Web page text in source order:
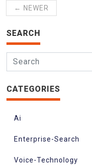
← NEWER
SEARCH
CATEGORIES
Ai
Enterprise-Search
Voice-Technology